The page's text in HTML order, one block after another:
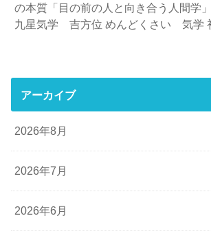
の本質「目の前の人と向き合う人間学
九星気学 吉方位 めんどくさい 気学
アーカイブ
2026年8月
2026年7月
2026年6月